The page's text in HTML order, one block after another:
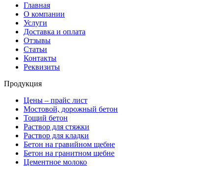
Главная
О компании
Услуги
Доставка и оплата
Отзывы
Статьи
Контакты
Реквизиты
Продукция
Цены – прайс лист
Мостовой, дорожный бетон
Тощий бетон
Раствор для стяжки
Раствор для кладки
Бетон на гравийном щебне
Бетон на гранитном щебне
Цементное молоко